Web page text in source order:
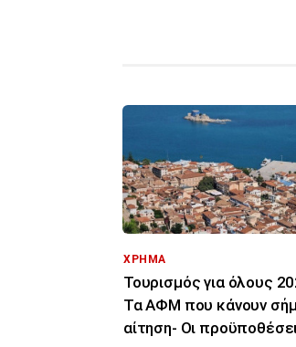
ΧΡΗΜΑ
Τουρισμός για όλους
Τα ΑΦΜ που κάνουν
αίτηση- Οι